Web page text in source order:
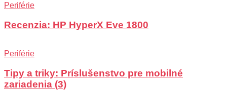
Periférie
Recenzia: HP HyperX Eve 1800
Periférie
Tipy a triky: Príslušenstvo pre mobilné
zariadenia (3)